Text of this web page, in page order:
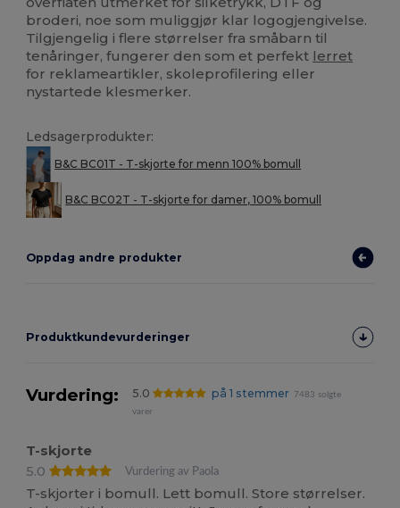
broderi, noe som muliggjør klar logogjengivelse.
Tilgjengelig i flere størrelser fra småbarn til
tenåringer, fungerer den som et perfekt lerret
for reklameartikler, skoleprofilering eller
nystartede klesmerker.
Ledsagerprodukter:
B&C BC01T - T-skjorte for menn 100% bomull
B&C BC02T - T-skjorte for damer, 100% bomull
Oppdag andre produkter
Produktkundevurderinger
Vurdering: 5.0 på 1 stemmer
7483 solgte
varer
T-skjorte
5.0
Vurdering av Paola
T-skjorter i bomull. Lett bomull. Store størrelser.